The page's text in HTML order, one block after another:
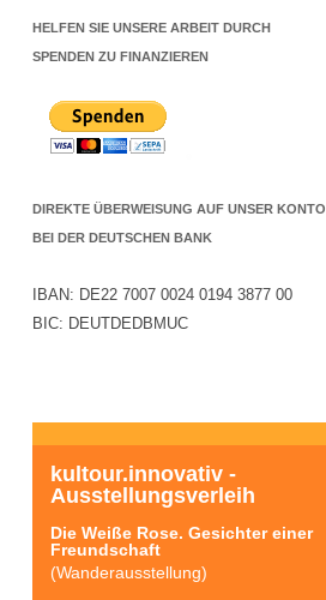
HELFEN SIE UNSERE ARBEIT DURCH
SPENDEN ZU FINANZIEREN
DIREKTE ÜBERWEISUNG AUF UNSER KONTO
BEI DER DEUTSCHEN BANK
IBAN: DE22 7007 0024 0194 3877 00
BIC: DEUTDEDBMUC
kultour.innovativ -
Ausstellungsverleih
Die Weiße Rose. Gesichter einer
Freundschaft
(Wanderausstellung)